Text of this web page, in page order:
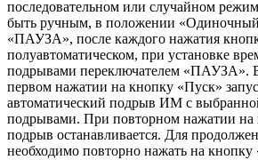
последовательном или случайном
быть ручным, в положении
«ПАУЗА», после каждого нажатия
полуавтоматическом, при установке
подрывами переключателем «ПАУЗА».
первом нажатии на кнопку «Пуск»
автоматический подрыв ИМ с
подрывами. При повторном нажатии на
подрыв останавливается. Для
необходимо повторно нажать на кнопку